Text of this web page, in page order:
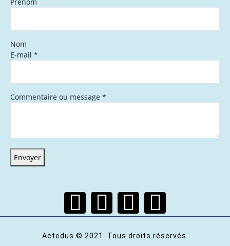
Nom
E-mail *
Commentaire ou message *
Envoyer
Actedus © 2021. Tous droits réservés.